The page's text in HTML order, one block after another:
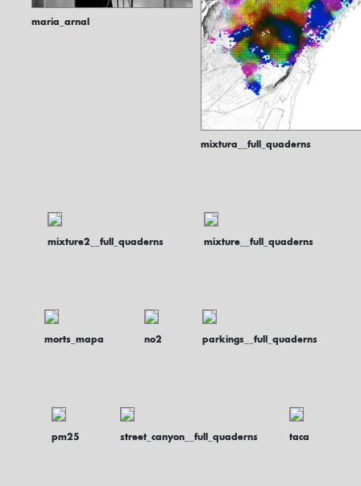
maria_arnal
mixtura__full_quaderns
mixture2__full_quaderns mixture__full_quaderns
morts_mapa no2 parkings__full_quaderns
pm25 street_canyon__full_quaderns taca